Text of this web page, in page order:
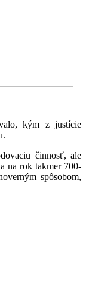
kým z justície
činnosť, ale
na rok takmer 700-
spôsobom,